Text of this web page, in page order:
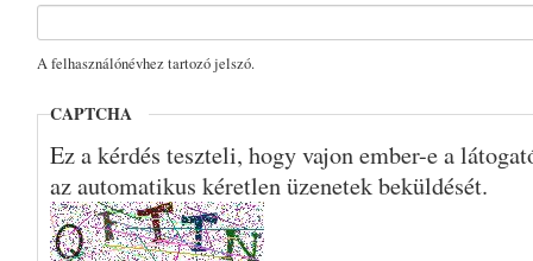
A felhasználónévhez tartozó jelszó.
CAPTCHA
Ez a kérdés teszteli, hogy vajon ember-e a
az automatikus kéretlen üzenetek beküldését.